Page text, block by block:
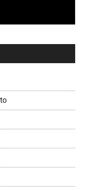
01:04
Corporación